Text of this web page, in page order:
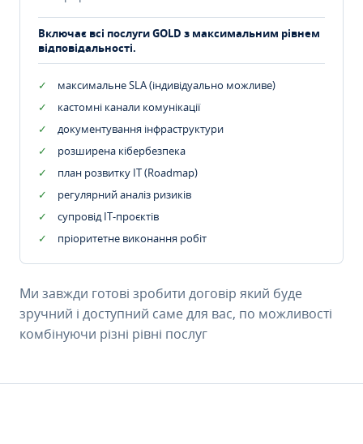
Включає всі послуги GOLD з максимальним рівнем
відповідальності.
максимальне SLA (індивідуально можливе)
кастомні канали комунікації
документування інфраструктури
розширена кібербезпека
план розвитку IT (Roadmap)
регулярний аналіз ризиків
супровід ІТ-проєктів
пріоритетне виконання робіт
Ми завжди готові зробити договір який буде
зручний і доступний саме для вас, по можливості
комбінуючи різні рівні послуг